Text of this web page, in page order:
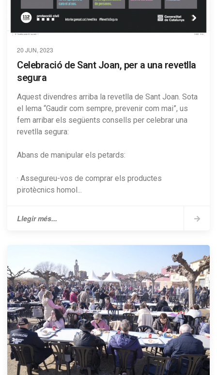
20 JUN, 2023
Celebració de Sant Joan, per a una revetlla
segura
Aquest divendres arriba la revetlla de Sant Joan. Sota
el lema “Gaudir com sempre, prevenir com mai”, us
fem arribar els següents consells per celebrar una
revetlla segura:
Abans de manipular els petards:
· Assegureu-vos de comprar els productes
pirotècnics homol...
Llegir més...